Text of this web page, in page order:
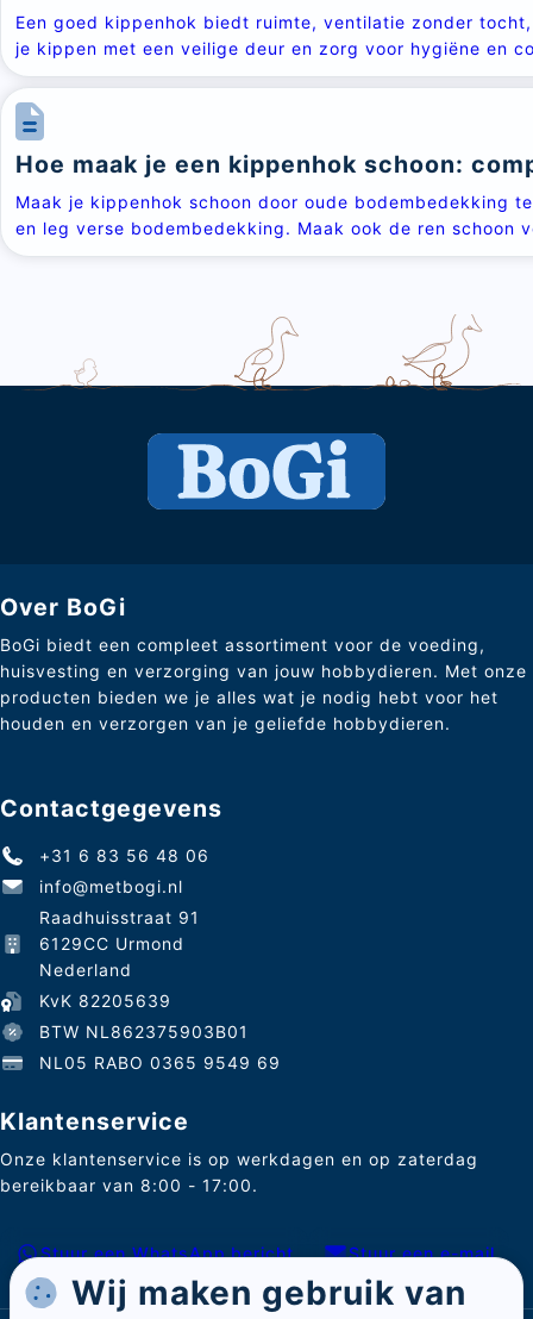
Wij maken gebruik van
Een goed kippenhok biedt ruimte, ventilatie zonder
je kippen met een veilige deur en zorg voor hygiëne en
Hoe maak je een kippenhok schoon:
Maak je kippenhok schoon door oude bodembedekking
en leg verse bodembedekking. Maak ook de ren
Over BoGi
BoGi biedt een compleet assortiment voor de voeding,
huisvesting en verzorging van jouw hobbydieren. Met onze
producten bieden we je alles wat je nodig hebt voor het
houden en verzorgen van je geliefde hobbydieren.
Contactgegevens
+31 6 83 56 48 06
info@metbogi.nl
Raadhuisstraat 91
6129CC Urmond
Nederland
KvK 82205639
BTW NL862375903B01
NL05 RABO 0365 9549 69
Klantenservice
Onze klantenservice is op werkdagen en op zaterdag
bereikbaar van 8:00 - 17:00.
Stuur een WhatsApp bericht Stuur een e-mail